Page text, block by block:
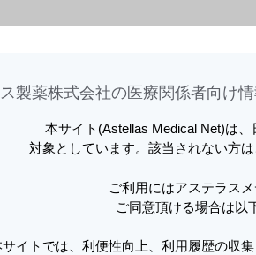
ネットでは、利便性向上、利用履歴の収集
セスデータを取得しています。詳しくは
安全性情報 製品Q&A セレスキューの製品
製薬株式会社の医療関係者向け
本サイト(Astellas Medical Net)は
対象としています。該当されない方
ご利用にはアステラス
ご同意頂ける場合は以
サイトでは、利便性向上、利用履歴の収